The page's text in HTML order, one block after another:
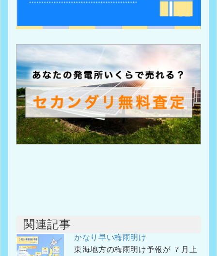
関連記事
かなり早い梅雨明け
東海地方の梅雨明け予報が ７月上